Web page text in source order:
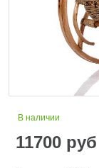
В наличии
11700 руб